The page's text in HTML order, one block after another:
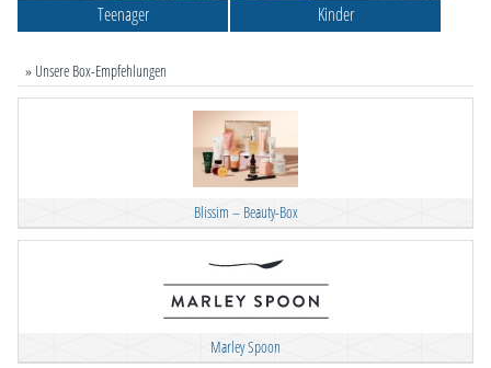
Teenager Kinder
» Unsere Box-Empfehlungen
Blissim – Beauty-Box
Marley Spoon